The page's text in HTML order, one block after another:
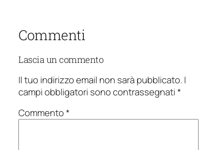
Commenti
Lascia un commento
Il tuo indirizzo email non sarà pubblicato. I
campi obbligatori sono contrassegnati*
Commento*